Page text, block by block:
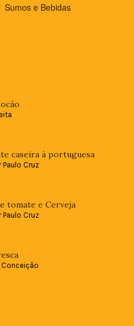
Sumos e Bebidas
caseira à portuguesa
Cruz
tomate e Cerveja
Cruz